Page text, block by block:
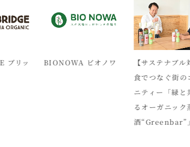
BIONOWA ビオノワ
【サステナブル対談】
食でつなぐ街のコミュ
ニティー「緑と共生す
るオーガニック蒸留
酒“Greenbar”」